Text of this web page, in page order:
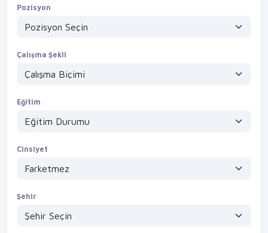
VİZYONVİP GROUP
Pozisyon
Çalışma Şekli
Eğitim
Cinsiyet
Şehir